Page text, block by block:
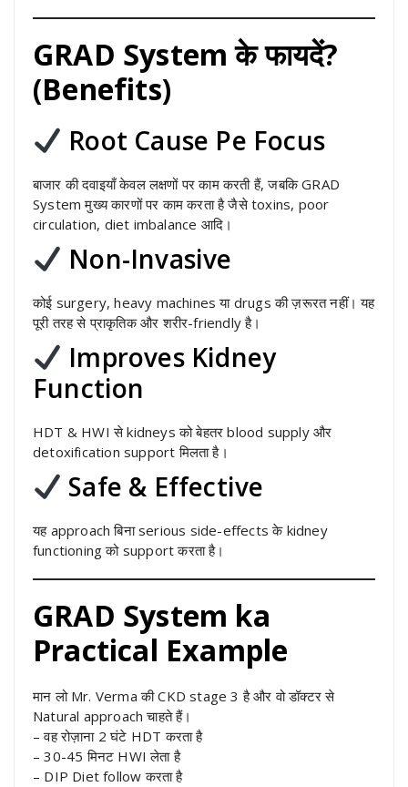
GRAD System के फायदें?
(Benefits)
Root Cause Pe Focus
बाजार की दवाइयाँ केवल लक्षणों पर काम करती हैं, जबकि GRAD
System मुख्य कारणों पर काम करता है जैसे toxins, poor
circulation, diet imbalance आदि।
Non-Invasive
कोई surgery, heavy machines या drugs की ज़रूरत नहीं। यह
पूरी तरह से प्राकृतिक और शरीर-friendly है।
Improves Kidney
Function
HDT & HWI से kidneys को बेहतर blood supply और
detoxification support मिलता है।
Safe & Effective
यह approach बिना serious side-effects के kidney
functioning को support करता है।
GRAD System ka
Practical Example
मान लो Mr. Verma की CKD stage 3 है और वो डॉक्टर से
Natural approach चाहते हैं।
– वह रोज़ाना 2 घंटे HDT करता है
– 30-45 मिनट HWI लेता है
– DIP Diet follow करता है